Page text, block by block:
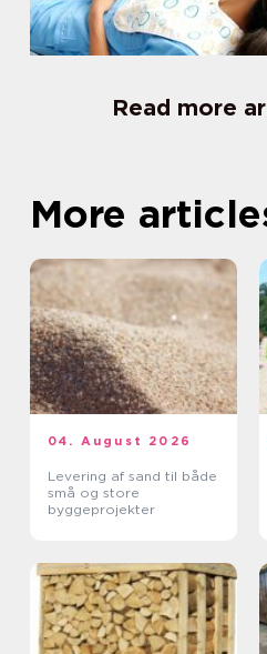
Read more
More
04. August 2026
Levering af sand til både
små og store
byggeprojekter